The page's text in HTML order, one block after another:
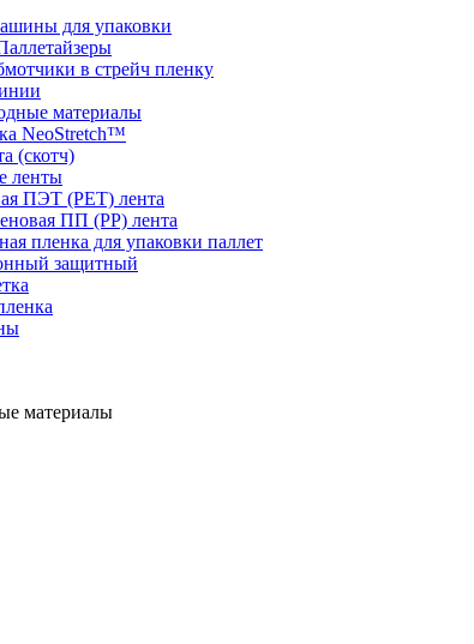
для упаковки
в стрейч пленку
материалы
NeoStretch™
(скотч)
ленты
ПЭТ (PET) лента
ПП (PP) лента
пленка для упаковки паллет
защитный
материалы